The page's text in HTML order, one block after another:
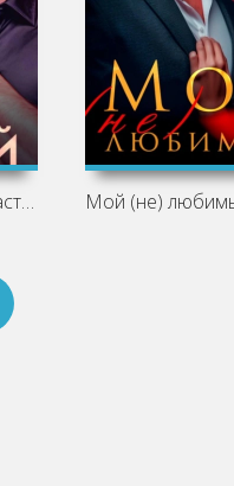
Не стану бывшей - Анастасия Ридд